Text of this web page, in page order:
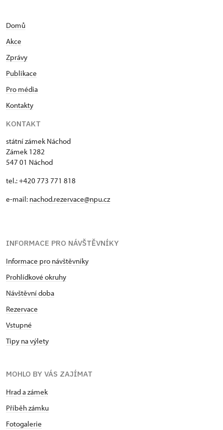
Domů
Akce
Zprávy
Publikace
Pro média
Kontakty
KONTAKT
státní zámek Náchod
Zámek 1282
547 01 Náchod
tel.: +420 773 771 818
e-mail: nachod.rezervace@npu.cz
INFORMACE PRO NÁVŠTĚVNÍKY
Informace pro návštěvníky
Prohlídkové okruhy
Návštěvní doba
Rezervace
Vstupné
Tipy na výlety
MOHLO BY VÁS ZAJÍMAT
Hrad a zámek
Příběh zámku
Fotogalerie